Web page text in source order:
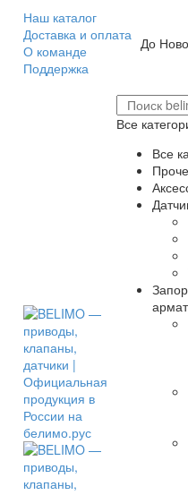
Наш каталог
Доставка и оплата
О команде
Поддержка
До
Все
Все